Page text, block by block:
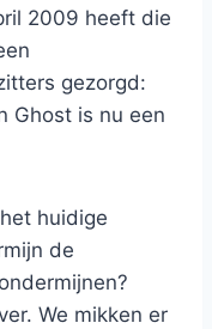
2009 heeft die
gezorgd:
Ghost is nu een
huidige
de
We mikken er